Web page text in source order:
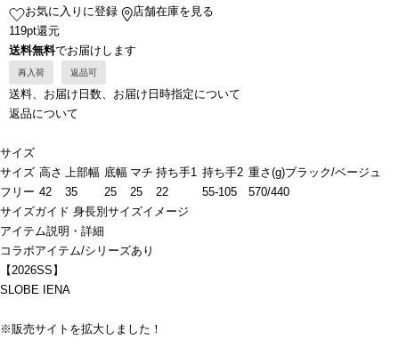
お気に入りに登録
店舗在庫を見る
119pt還元
送料無料でお届けします
再入荷 返品可
送料、お届け日数、お届け日時指定について
返品について
サイズ
サイズ 高さ 上部幅 底幅 マチ 持ち手1 持ち手2 重さ(g)ブラック/ベージュ
フリー 42 35 25 25 22 55-105
570/440
サイズガイド 身長別サイズイメージ
アイテム説明・詳細
コラボアイテム/シリーズあり
【2026SS】
SLOBE IENA
※販売サイトを拡大しました！